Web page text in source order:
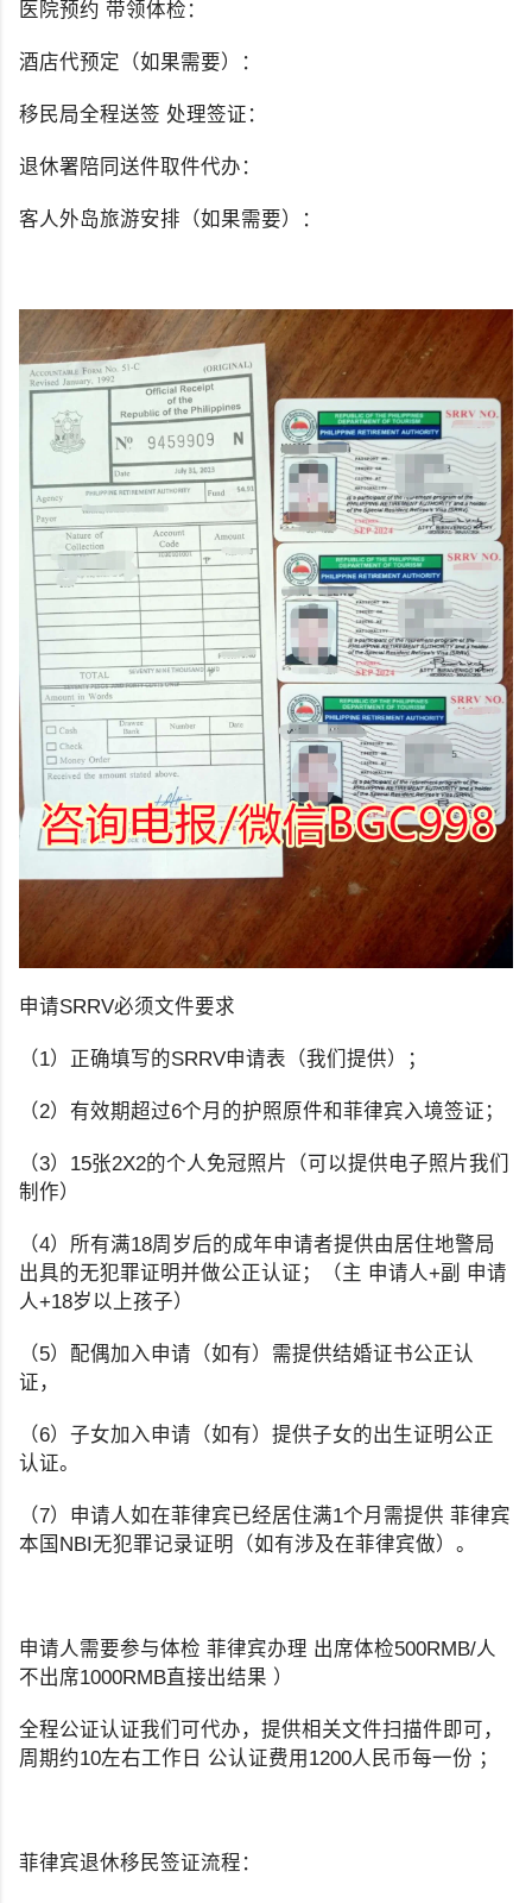
医院预约 带领体检：
酒店代预定（如果需要）：
移民局全程送签 处理签证：
退休署陪同送件取件代办：
客人外岛旅游安排（如果需要）：
申请SRRV必须文件要求
（1）正确填写的SRRV申请表（我们提供）；
（2）有效期超过6个月的护照原件和菲律宾入境签证；
（3）15张2X2的个人免冠照片（可以提供电子照片我们
制作）
（4）所有满18周岁后的成年申请者提供由居住地警局
出具的无犯罪证明并做公正认证；（主 申请人+副 申请
人+18岁以上孩子）
（5）配偶加入申请（如有）需提供结婚证书公正认
证，
（6）子女加入申请（如有）提供子女的出生证明公正
认证。
（7）申请人如在菲律宾已经居住满1个月需提供 菲律宾
本国NBI无犯罪记录证明（如有涉及在菲律宾做）。
申请人需要参与体检 菲律宾办理 出席体检500RMB/人
不出席1000RMB直接出结果 ）
全程公证认证我们可代办，提供相关文件扫描件即可，
周期约10左右工作日 公认证费用1200人民币每一份 ；
菲律宾退休移民签证流程：